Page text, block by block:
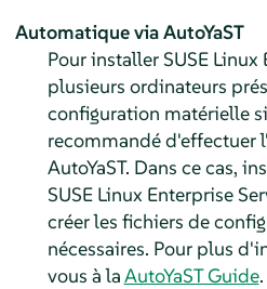
Automatique via AutoYaST
Pour installer SUSE
plusieurs ordinateurs
configuration matérielle
recommandé d'effectuer
AutoYaST. Dans ce cas,
SUSE Linux Enterprise
créer les fichiers de
nécessaires. Pour plus
vous à laAutoYaST Guide.